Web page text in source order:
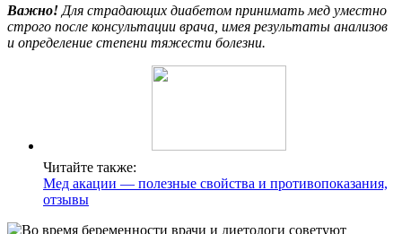
Важно!Для страдающих диабетом принимать мед уместно
строго после консультации врача, имея результаты анализов
и определение степени тяжести болезни.
Читайте также:
Мед акации — полезные свойства и противопоказания,
отзывы